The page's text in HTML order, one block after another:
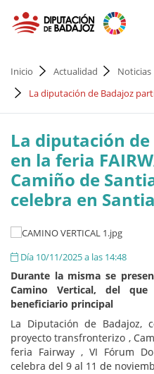
Inicio Actualidad
Noticias
La diputación de Badajoz
La diputación
en la feria
Camiño de
celebra en
Día 10/11/2025 a las 14:48
Durante la misma se
Camino Vertical, del
beneficiario principal
La Diputación de Badajoz,
proyecto transfronterizo ,
feria Fairway , VI Fórum
celebra del 9 al 11 de